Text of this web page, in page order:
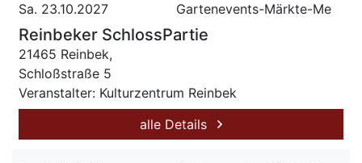
Sa. 23.10.2027 Gartenevents-Märkte-Me
Reinbeker SchlossPartie
21465 Reinbek,
Schloßstraße 5
Veranstalter: Kulturzentrum Reinbek
alle Details